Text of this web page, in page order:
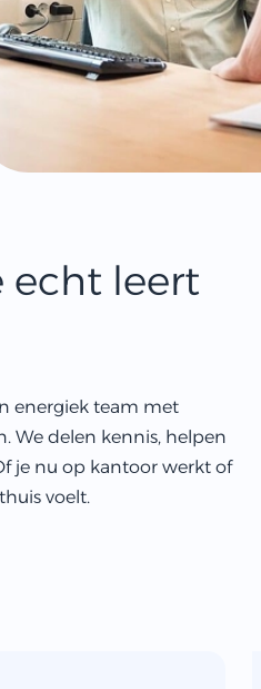
echt leert
energiek team met
We delen kennis, helpen
je nu op kantoor werkt of
voelt.